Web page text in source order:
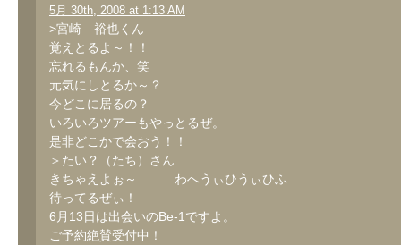
5月 30th, 2008 at 1:13 AM
>宮崎 裕也くん
覚えとるよ～！！
忘れるもんか、笑
元気にしとるか～？
今どこに居るの？
いろいろツアーもやっとるぜ。
是非どこかで会おう！！
＞たい？（たち）さん
きちゃえよぉ～ わへうぃひうぃひふ
待ってるぜぃ！
6月13日は出会いのBe-1ですよ。
ご予約絶賛受付中！